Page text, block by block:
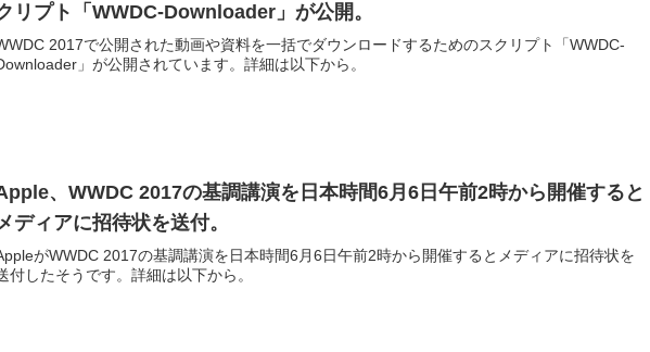
リプト「WWDC-Downloader」が公開。
2017で公開された動画や資料を一括でダウンロードするためのスクリプト「WWDC-
」が公開されています。詳細は以下から。
、WWDC 2017の基調講演を日本時間6月6日午前2時から開催すると
ディアに招待状を送付。
がWWDC 2017の基調講演を日本時間6月6日午前2時から開催するとメディアに招待状を
付したそうです。詳細は以下から。